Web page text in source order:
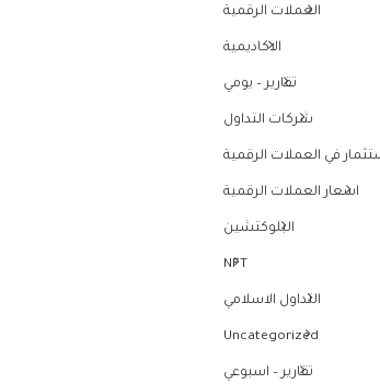
العملات الرقمية
الاكاديمية
تقارير – يومي
شركات التداول
في العملات الرقمية
اسعار العملات الرقمية
البلوكتشين
NFT
التداول الاسلامي
Uncategorized
تقارير – اسبوعي